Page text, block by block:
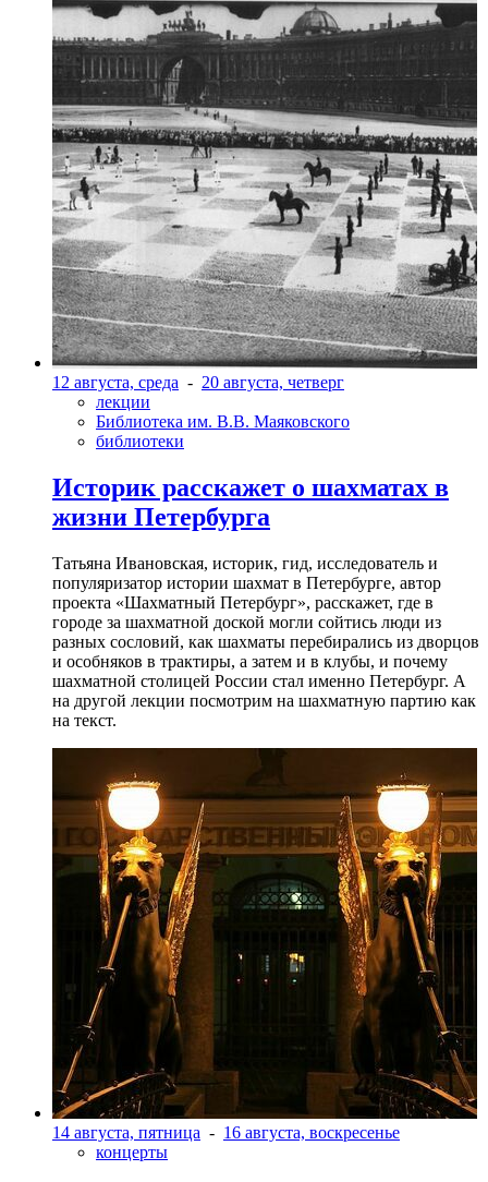
12 августа, среда - 20 августа, четверг
лекции
Библиотека им. В.В. Маяковского
библиотеки
Историк расскажет о шахматах в
жизни Петербурга
Татьяна Ивановская, историк, гид, исследователь и
популяризатор истории шахмат в Петербурге, автор
проекта «Шахматный Петербург», расскажет, где в
городе за шахматной доской могли сойтись люди из
разных сословий, как шахматы перебирались из дворцов
и особняков в трактиры, а затем и в клубы, и почему
шахматной столицей России стал именно Петербург. А
на другой лекции посмотрим на шахматную партию как
на текст.
14 августа, пятница - 16 августа, воскресенье
концерты